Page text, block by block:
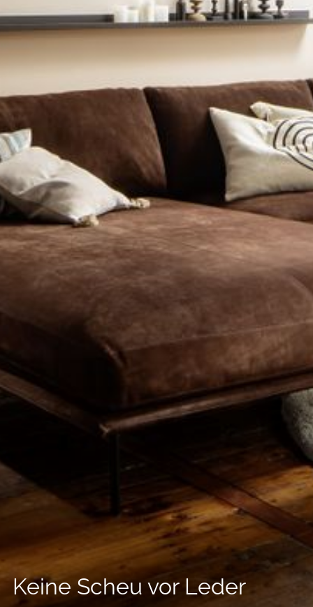
--
--
Keine Scheu vor Leder